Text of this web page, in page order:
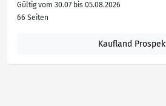
Gültig vom 30.07 bis 05.08.2026
66 Seiten
Kaufland